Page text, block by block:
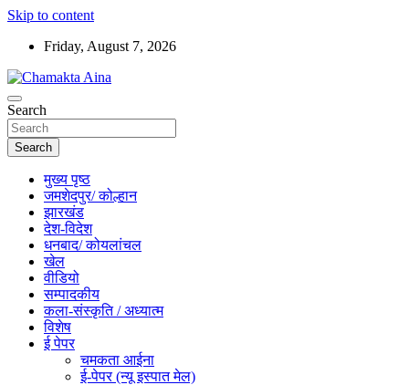
Skip to content
Friday, August 7, 2026
Chamakta Aina
Hindi News Paper – Jharkhand
Search
Search
मुख्य पृष्ठ
जमशेदपुर/ कोल्हान
झारखंड
देश-विदेश
धनबाद/ कोयलांचल
खेल
वीडियो
सम्पादकीय
कला-संस्कृति / अध्यात्म
विशेष
ई पेपर
चमकता आईना
ई-पेपर (न्यू इस्पात मेल)